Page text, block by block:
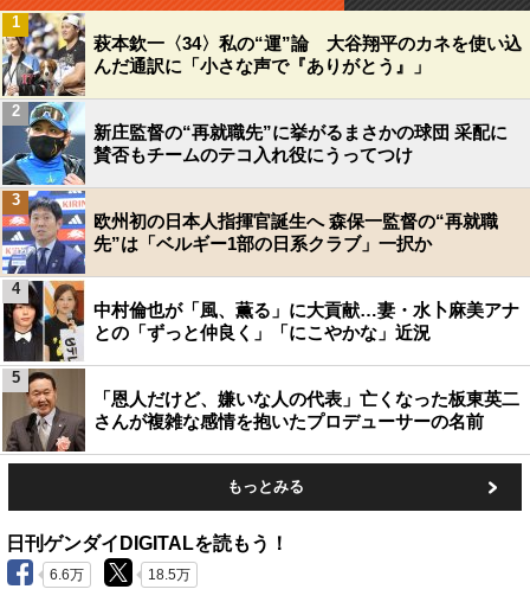
萩本欽一〈34〉私の“運”論 大谷翔平のカネを使い込
んだ通訳に「小さな声で『ありがとう』」
1
新庄監督の“再就職先”に挙がるまさかの球団 采配に
賛否もチームのテコ入れ役にうってつけ
2
欧州初の日本人指揮官誕生へ 森保一監督の“再就職
先”は「ベルギー1部の日系クラブ」一択か
3
中村倫也が「風、薫る」に大貢献…妻・水卜麻美アナ
との「ずっと仲良く」「にこやかな」近況
4
「恩人だけど、嫌いな人の代表」亡くなった板東英二
さんが複雑な感情を抱いたプロデューサーの名前
5
もっとみる
日刊ゲンダイDIGITALを読もう！
6.6万 18.5万